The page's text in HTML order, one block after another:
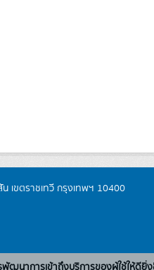
เขตราชเทวี กรุงเทพฯ 10400
พัฒนาการเข้าถึงบริการของผู้ใช้ให้